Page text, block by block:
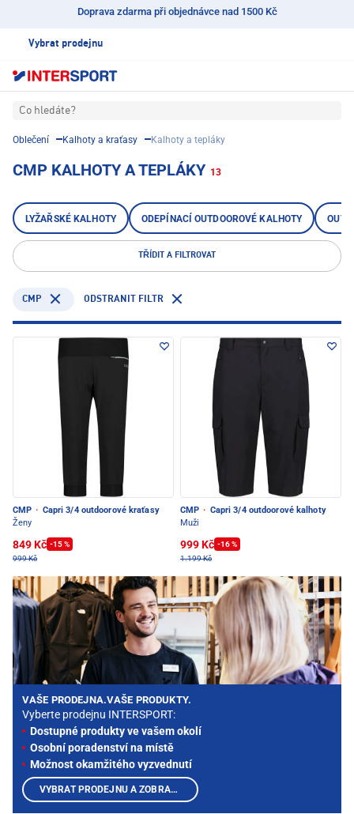
Doprava zdarma při objednávce nad 1500 Kč
Vybrat prodejnu
Co hledáte?
Oblečení Kalhoty a kraťasy Kalhoty a tepláky
CMP KALHOTY A TEPLÁKY 13
LYŽAŘSKÉ KALHOTY ODEPÍNACÍ OUTDOOROVÉ KALHOTY
TŘÍDIT A FILTROVAT
CMP ODSTRANIT FILTR
CMP · Capri 3/4 outdoorové kraťasy
Ženy
849 Kč -15 %
999 Kč
CMP · Capri 3/4 outdoorové kalhoty
Muži
999 Kč -16 %
1.199 Kč
VAŠE PRODEJNA.VAŠE PRODUKTY.
Vyberte prodejnu INTERSPORT:
Dostupné produkty ve vašem okolí
Osobní poradenství na místě
Možnost okamžitého vyzvednutí
VYBRAT PRODEJNU A ZOBRAZIT PRODUKTY